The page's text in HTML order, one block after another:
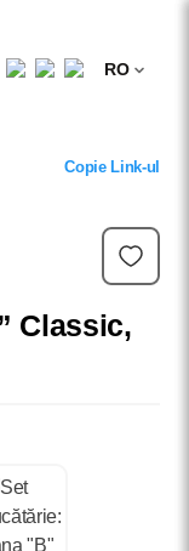
RO
Copie Link-ul